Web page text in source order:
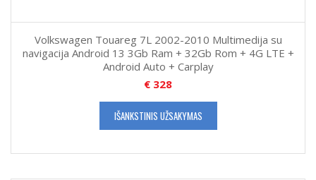
Volkswagen Touareg 7L 2002-2010 Multimedija su
navigacija Android 13 3Gb Ram + 32Gb Rom + 4G LTE +
Android Auto + Carplay
€ 328
IŠANKSTINIS UŽSAKYMAS